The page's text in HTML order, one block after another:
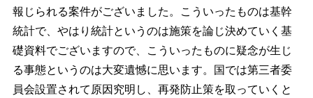
報じられる案件がございました。こういったものは基幹
統計で、やはり統計というのは施策を論じ決めていく基
礎資料でございますので、こういったものに疑念が生じ
る事態というのは大変遺憾に思います。国では第三者委
員会設置されて原因究明し、再発防止策を取っていくと